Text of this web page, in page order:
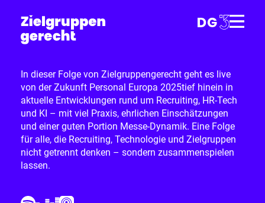
In dieser Folge von Zielgruppengerecht geht es live
von der Zukunft Personal Europa 2025tief hinein in
aktuelle Entwicklungen rund um Recruiting, HR-Tech
und KI – mit viel Praxis, ehrlichen Einschätzungen
und einer guten Portion Messe-Dynamik. Eine Folge
für alle, die Recruiting, Technologie und Zielgruppen
nicht getrennt denken – sondern zusammenspielen
lassen.